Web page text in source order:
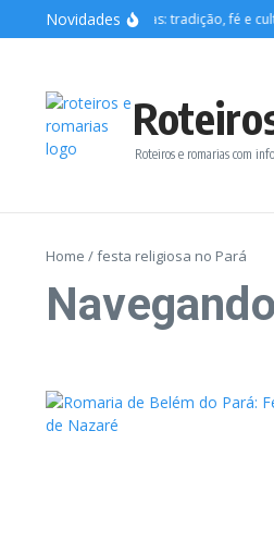
Ir para o conteúdo
Novidades
O que são romarias: tradição, fé e
Roteiros e romarias com
Home /festa religiosa no Pará